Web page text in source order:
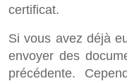
certificat.
Si vous avez déjà
envoyer des
précédente.